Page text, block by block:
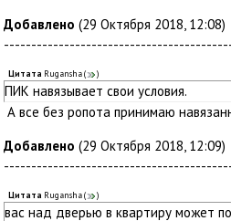
Добавлено (29 Октября 2018, 12:08)
Цитата Rugansha( )
ПИК навязывает свои условия.
А все без ропота принимаю
Добавлено (29 Октября 2018, 12:09)
Цитата Rugansha( )
вас над дверью в квартиру может